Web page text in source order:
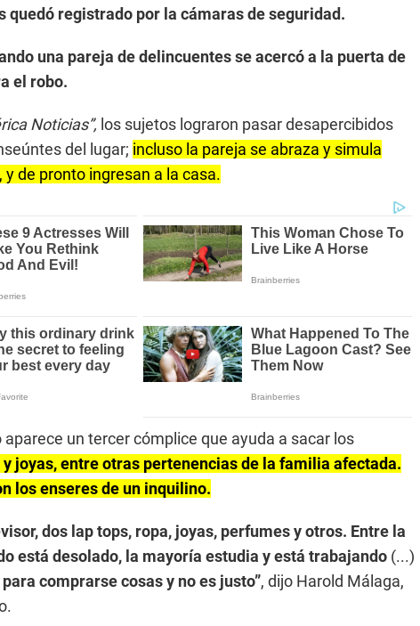
quedó registrado por la cámaras de seguridad.
una pareja de delincuentes se acercó a la puerta de
el robo.
Noticias”, los sujetos lograron pasar desapercibidos
del lugar; incluso la pareja se abraza y simula
de pronto ingresan a la casa.
un tercer cómplice que ayuda a sacar los
joyas, entre otras pertenencias de la familia afectada.
los enseres de un inquilino.
dos lap tops, ropa, joyas, perfumes y otros. Entre la
está desolado, la mayoría estudia y está trabajando (...)
comprarse cosas y no es justo”, dijo Harold Málaga,